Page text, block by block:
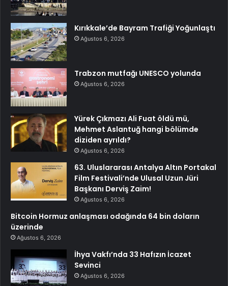
Kırıkkale’de Bayram Trafiği Yoğunlaştı
Ağustos 6, 2026
Trabzon mutfağı UNESCO yolunda
Ağustos 6, 2026
Yürek Çıkmazı Ali Fuat öldü mü,
Mehmet Aslantuğ hangi bölümde
diziden ayrıldı?
Ağustos 6, 2026
63. Uluslararası Antalya Altın Portakal
Film Festivali’nde Ulusal Uzun Jüri
Başkanı Derviş Zaim!
Ağustos 6, 2026
Bitcoin Hormuz anlaşması odağında 64 bin doların
üzerinde
Ağustos 6, 2026
İhya Vakfı’nda 33 Hafızın İcazet
Sevinci
Ağustos 6, 2026